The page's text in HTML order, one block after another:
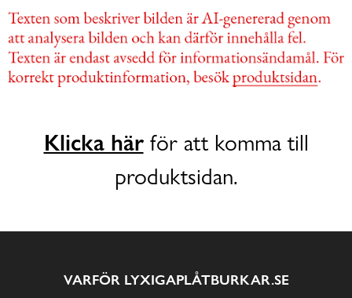
Klicka härför att komma till
produktsidan.
VARFÖR LYXIGAPLÅTBURKAR.SE